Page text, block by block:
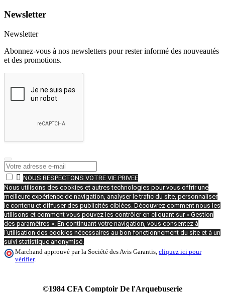
Newsletter
Newsletter
Abonnez-vous à nos newsletters pour rester informé des nouveautés
et des promotions.
 NOUS RESPECTONS VOTRE VIE PRIVEE
Nous utilisons des cookies et autres technologies pour vous offrir une
meilleure expérience de navigation, analyser le trafic du site, personnaliser
le contenu et diffuser des publicités ciblées. Découvrez comment nous les
utilisons et comment vous pouvez les contrôler en cliquant sur « Gestion
des paramètres ». En continuant votre navigation, vous consentez à
l’utilisation des cookies nécessaires au bon fonctionnement du site et à un
suivi statistique anonymisé.
Marchand approuvé par la Société des Avis Garantis, cliquez ici pour
vérifier.
©1984 CFA Comptoir De l'Arquebuserie